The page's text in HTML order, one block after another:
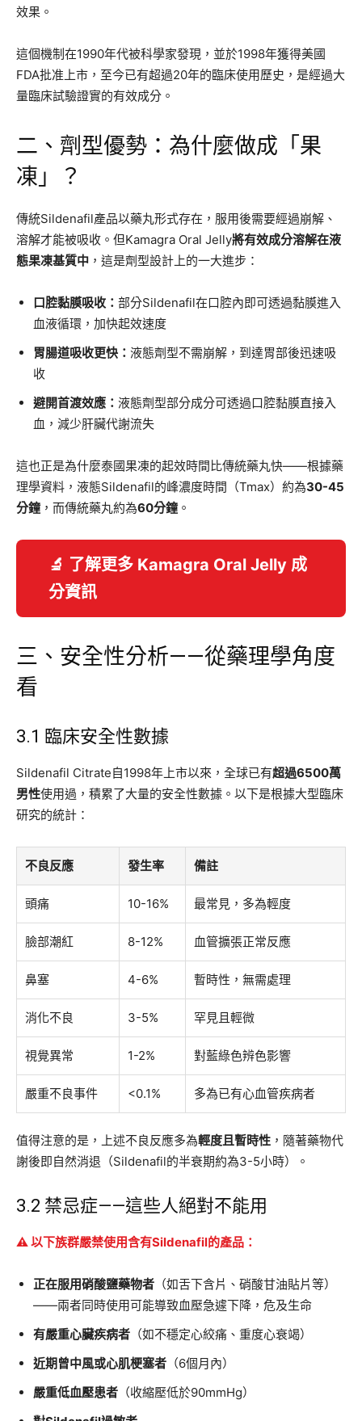
效果。
這個機制在1990年代被科學家發現，並於1998年獲得美國
FDA批准上市，至今已有超過20年的臨床使用歷史，是經過大
量臨床試驗證實的有效成分。
二、劑型優勢：為什麼做成「果
凍」？
傳統Sildenafil產品以藥丸形式存在，服用後需要經過崩解、
溶解才能被吸收。但Kamagra Oral Jelly將有效成分溶解在液
態果凍基質中 ，這是劑型設計上的一大進步：
口腔黏膜吸收： 部分Sildenafil在口腔內即可透過黏膜進入
血液循環，加快起效速度
胃腸道吸收更快： 液態劑型不需崩解，到達胃部後迅速吸
收
避開首渡效應： 液態劑型部分成分可透過口腔黏膜直接入
血，減少肝臟代謝流失
這也正是為什麼泰國果凍的起效時間比傳統藥丸快——根據藥
理學資料，液態Sildenafil的峰濃度時間（Tmax）約為30-45
分鐘，而傳統藥丸約為60分鐘。
🔬 了解更多 Kamagra Oral Jelly 成
分資訊
三、安全性分析——從藥理學角度
看
3.1 臨床安全性數據
Sildenafil Citrate自1998年上市以來，全球已有超過6500萬
男性使用過，積累了大量的安全性數據。以下是根據大型臨床
研究的統計：
不良反應 發生率 備註
頭痛 10-16% 最常見，多為輕度
臉部潮紅 8-12% 血管擴張正常反應
鼻塞 4-6% 暫時性，無需處理
消化不良 3-5% 罕見且輕微
視覺異常 1-2% 對藍綠色辨色影響
嚴重不良事件 <0.1% 多為已有心血管疾病者
值得注意的是，上述不良反應多為輕度且暫時性 ，隨著藥物代
謝後即自然消退（Sildenafil的半衰期約為3-5小時）。
3.2 禁忌症——這些人絕對不能用
⚠️ 以下族群嚴禁使用含有Sildenafil的產品：
正在服用硝酸鹽藥物者 （如舌下含片、硝酸甘油貼片等）
——兩者同時使用可能導致血壓急遽下降，危及生命
有嚴重心臟疾病者 （如不穩定心絞痛、重度心衰竭）
近期曾中風或心肌梗塞者 （6個月內）
嚴重低血壓患者 （收縮壓低於90mmHg）